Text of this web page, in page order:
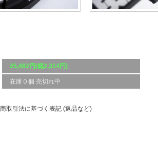
25,462円(税2,314円)
在庫０個 売切れ中
取引法に基づく表記 (返品など)